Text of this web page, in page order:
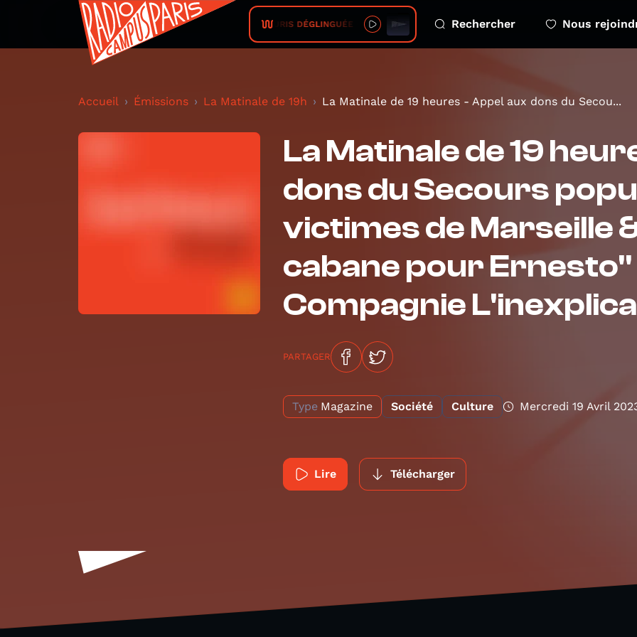
LA SOURIS DÉGLINGUÉE • Jeunesse de France Rechercher Nous
Accueil Émissions La Matinale de 19h La Matinale de 19 heures - Appel aux dons du Secou...
La Matinale de 19
dons du Secours
victimes de Marseille
cabane pour Ernesto"
Compagnie
PARTAGER
Type Magazine Société Culture Mercredi 19 Avril
Lire Télécharger